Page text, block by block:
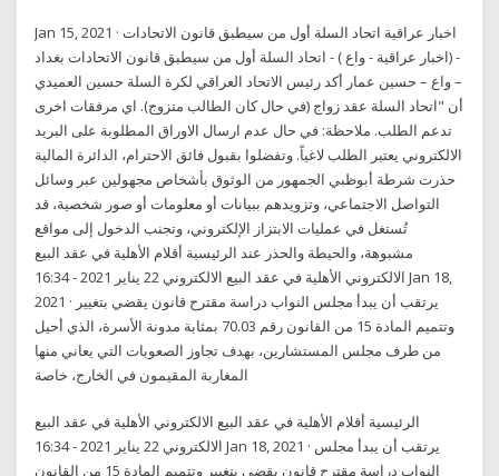
Jan 15, 2021 · اخبار عراقية اتحاد السلة أول من سيطبق قانون الاتحادات
- (اخبار عراقية - واع ) - اتحاد السلة أول من سيطبق قانون الاتحادات بغداد
– واع – حسين عمار أكد رئيس الاتحاد العراقي لكرة السلة حسين العميدي
أن "اتحاد السلة عقد زواج (في حال كان الطالب متزوج). اي مرفقات اخرى
تدعم الطلب. ملاحظة: في حال عدم ارسال الاوراق المطلوبة على البريد
الالكتروني يعتبر الطلب لاغياً. وتفضلوا بقبول فائق الاحترام، الدائرة المالية
حذرت شرطة أبوظبي الجمهور من الوثوق بأشخاص مجهولين عبر وسائل
التواصل الاجتماعي، وتزويدهم ببيانات أو معلومات أو صور شخصية، قد
تُستغل في عمليات الابتزاز الإلكتروني، وتجنب الدخول إلى مواقع
مشبوهة، والحيطة والحذر عند الرئيسية أقلام الأهلية في عقد البيع
الالكتروني الأهلية في عقد البيع الالكتروني 22 يناير 2021 - 16:34 Jan 18,
2021 · يرتقب أن يبدأ مجلس النواب دراسة مقترح قانون يقضي بتغيير
وتتميم المادة 15 من القانون رقم 70.03 بمثابة مدونة الأسرة، الذي أحيل
من طرف مجلس المستشارين، بهدف تجاوز الصعوبات التي يعاني منها
المغاربة المقيمون في الخارج، خاصة
الرئيسية أقلام الأهلية في عقد البيع الالكتروني الأهلية في عقد البيع
الالكتروني 22 يناير 2021 - 16:34 Jan 18, 2021 · يرتقب أن يبدأ مجلس
النواب دراسة مقترح قانون يقضي بتغيير وتتميم المادة 15 من القانون